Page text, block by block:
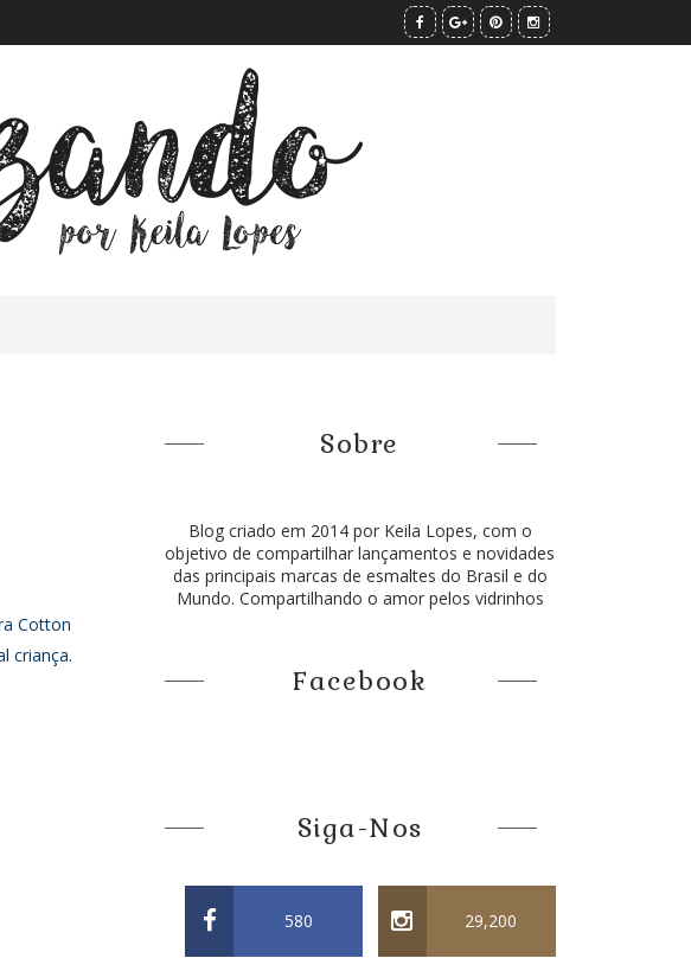
Cotton
criança.
Sobre
Blog criado em 2014 por Keila Lopes, com o
objetivo de compartilhar lançamentos e novidades
das principais marcas de esmaltes do Brasil e do
Mundo. Compartilhando o amor pelos vidrinhos
Facebook
Siga-Nos
580 29,200